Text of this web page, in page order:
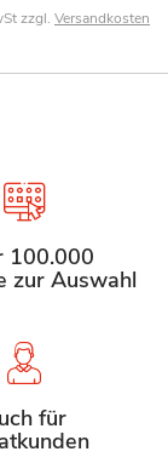
zzgl. Versandkosten
100.000
zur Auswahl
für